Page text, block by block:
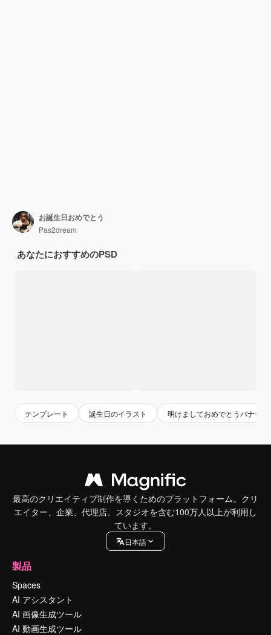
お誕生日おめでとう
Pas2dream
あなたにおすすめのPSD
テンプレート 誕生日のイラスト 明けましておめでとうバナー
最高のクリエイティブ制作を導くためのプラットフォーム。クリ
エイター、企業、代理店、スタジオを含む100万人以上が利用し
ています。
日本語
製品
Spaces
AI アシスタント
AI 画像生成ツール
AI 動画生成ツール